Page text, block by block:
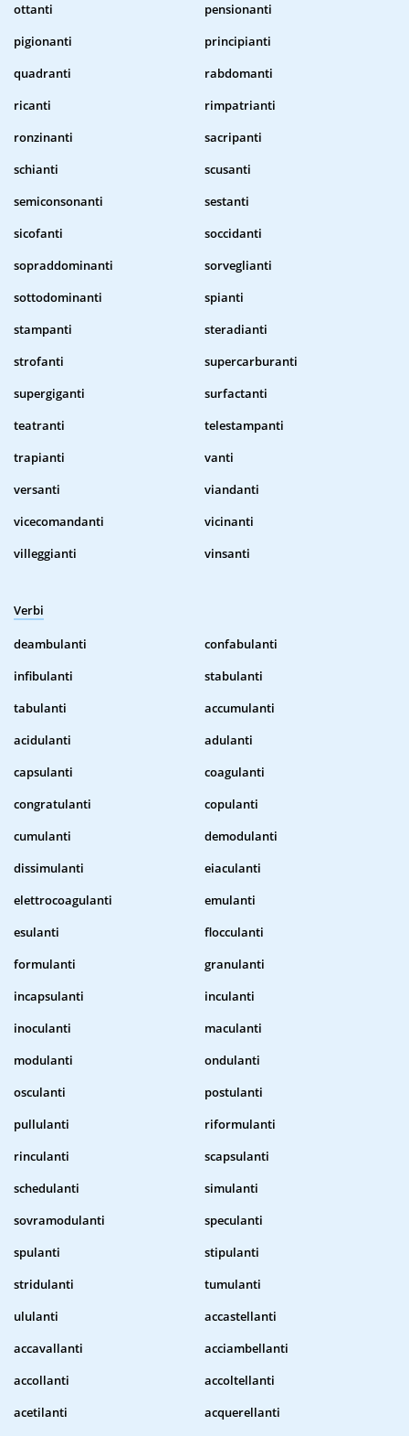
ottanti
pensionanti
pigionanti
principianti
quadranti
rabdomanti
ricanti
rimpatrianti
ronzinanti
sacripanti
schianti
scusanti
semiconsonanti
sestanti
sicofanti
soccidanti
sopraddominanti
sorveglianti
sottodominanti
spianti
stampanti
steradianti
strofanti
supercarburanti
supergiganti
surfactanti
teatranti
telestampanti
trapianti
vanti
versanti
viandanti
vicecomandanti
vicinanti
villeggianti
vinsanti
Verbi
deambulanti
confabulanti
infibulanti
stabulanti
tabulanti
accumulanti
acidulanti
adulanti
capsulanti
coagulanti
congratulanti
copulanti
cumulanti
demodulanti
dissimulanti
eiaculanti
elettrocoagulanti
emulanti
esulanti
flocculanti
formulanti
granulanti
incapsulanti
inculanti
inoculanti
maculanti
modulanti
ondulanti
osculanti
postulanti
pullulanti
riformulanti
rinculanti
scapsulanti
schedulanti
simulanti
sovramodulanti
speculanti
spulanti
stipulanti
stridulanti
tumulanti
ululanti
accastellanti
accavallanti
acciambellanti
accollanti
accoltellanti
acetilanti
acquerellanti